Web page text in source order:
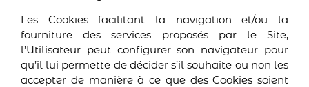
Les Cookies facilitant la navigation et/ou la
fourniture des services proposés par le Site,
l’Utilisateur peut configurer son navigateur pour
qu’il lui permette de décider s’il souhaite ou non les
accepter de manière à ce que des Cookies soient